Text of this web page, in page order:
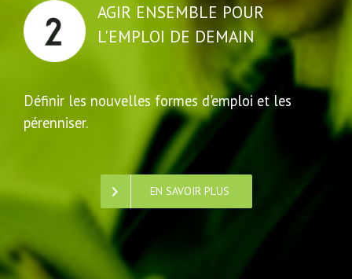
AGIR ENSEMBLE POUR
L'EMPLOI DE DEMAIN
Définir les nouvelles formes d'emploi et les
pérenniser.
EN SAVOIR PLUS